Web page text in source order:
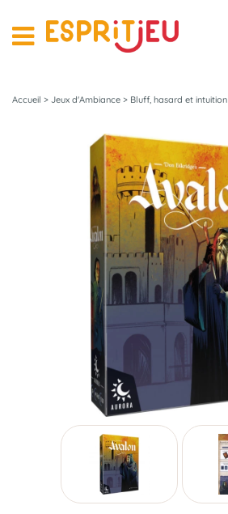
Accueil > Jeux d'Ambiance > Bluff, hasard et intuition